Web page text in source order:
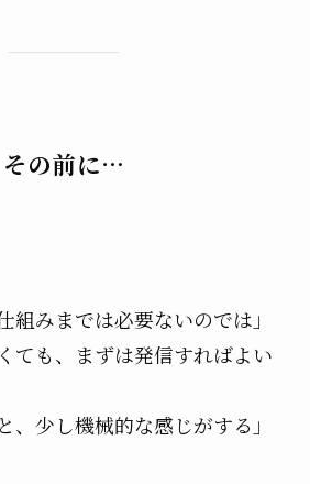
その前に…
組みまでは必要ないのでは」
ても、まずは発信すればよい
、少し機械的な感じがする」